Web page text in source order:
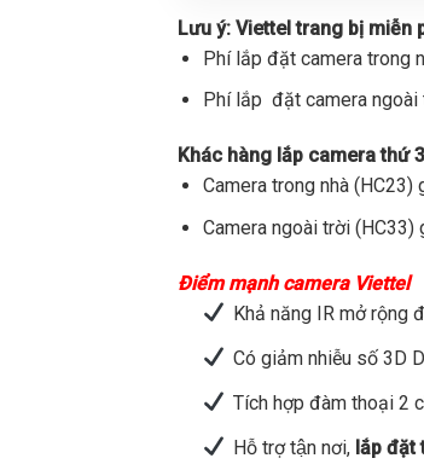
Lưu ý: Viettel trang bị miễn
Phí lắp đặt camera trong
Phí lắp đặt camera
Khác hàng lắp camera thứ
Camera trong nhà
Camera ngoài trời
Điểm mạnh camera Viettel
Khả năng IR mở rộng
Có giảm nhiễu số 3D
Tích hợp đàm thoại 2
Hỗ trợ tận nơi,lắp đặt